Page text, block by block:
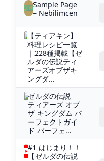
Sample Page
– Nebilimcen
【ティアキン】
料理レシピ一覧
｜228種掲載【ゼ
ルダの伝説ティ
アーズオブザキ
ングダ...
ゼルダの伝説
ティアーズ オブ
ザ キングダム パ
ーフェクトガイ
ド パーフェ...
#1 はじまり！！
【ゼルダの伝説